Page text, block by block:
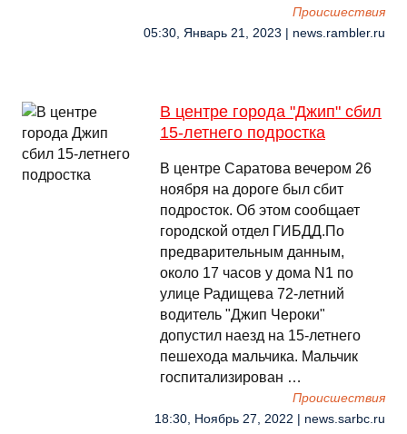
Происшествия
05:30, Январь 21, 2023 | news.rambler.ru
В центре города "Джип" сбил
15-летнего подростка
В центре Саратова вечером 26
ноября на дороге был сбит
подросток. Об этом сообщает
городской отдел ГИБДД.По
предварительным данным,
около 17 часов у дома N1 по
улице Радищева 72-летний
водитель "Джип Чероки"
допустил наезд на 15-летнего
пешехода мальчика. Мальчик
госпитализирован …
Происшествия
18:30, Ноябрь 27, 2022 | news.sarbc.ru